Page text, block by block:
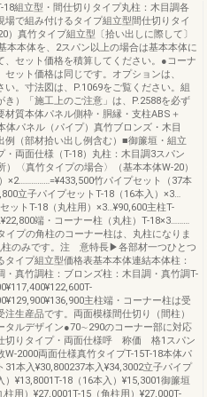
18組立型・間仕切りタイプ丸柱：木目調各
場で組み付けるタイプ組立型間仕切りタイ
）真竹タイプ組立型〔拾い出しに際して〕
本本体を、2スパン以上の場合は基本本体に
、セット価格を積算してください。●コーナ
セット価格は同じです。オプションは、
い。寸法図は、P.1069をご覧ください。組
き）「施工上のご注意」は、P.2588を必ず
材質本体パネル側枠・胴縁・支柱ABS＋
体パネル（パイプ）真竹ブロンズ・木目
例（部材拾い出し例含む）■御簾垣・組立
・両面仕様（T-18）丸柱：木目調3スパン
）〈真竹タイプの場合〉（基本本体W-20）
×2……………=¥433,500竹パイプセット（37本
立子パイプセットT-18（16本入）×3…
ットT-18（丸柱用）×3…¥90,600主柱T-
端・コーナー柱（丸柱）T-18×3………
イプの角柱のコーナー柱は、丸柱になりま
柱のみです。注 意特長▶各部材一つひとつ
タイプ組立型価格表基本本体連結本体柱：
・真竹調柱：ブロンズ柱：木目調・真竹調T-
主柱端・コーナー柱は受
生産品です。両面模様間仕切り（間柱）
タルデザイン●70∼290のコーナー部に対応
切りタイプ・両面仕様呼 称価 格1スパン
W-2000両面仕様真竹タイプT-15T-18本体パ
31本入¥30,800237本入¥34,3002立子パイプ
）¥13,8001T-18（16本入）¥15,3001御簾垣
用）¥27,0001T-15（角柱用）¥27,000T-